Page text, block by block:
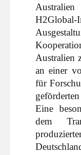
Australien
an einer
für
Eine
dem